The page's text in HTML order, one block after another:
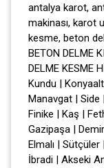
antalya karot,
makinası, karot
kesme, beton
BETON DELME
DELME KESME
Kundu |
Manavgat | Side
Finike | Kaş |
Gazipaşa |
Elmalı |
İbradi | Akseki